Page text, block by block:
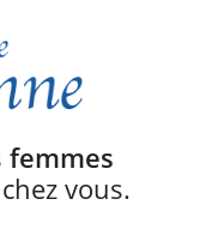
femmes
vous.